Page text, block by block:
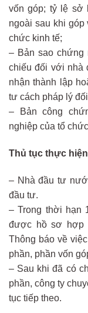
vốn góp; tỷ lệ sở
ngoài sau khi góp
chức kinh tế;
– Bản sao chứng
chiếu đối với nhà
nhận thành lập
tư cách pháp lý
– Bản công
nghiệp của tổ
Thủ tục thực
– Nhà đầu tư
đầu tư.
– Trong thời hạn
được hồ sơ hợp
Thông báo về
phần, phần vốn
– Sau khi đã có
phần, công ty
tục tiếp theo.